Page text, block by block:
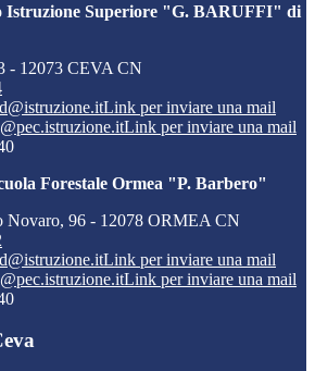
Istruzione Superiore "G. BARUFFI" di
- 12073 CEVA CN
Link per inviare una mail
Link per inviare una mail
Forestale Ormea "P. Barbero"
Novaro, 96 - 12078 ORMEA CN
Link per inviare una mail
Link per inviare una mail